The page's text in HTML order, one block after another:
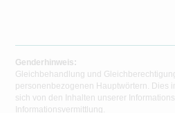
Genderhinweis:
Gleichbehandlung und
personenbezogenen Hauptwörtern. Dies
sich von den Inhalten unserer
Informationsvermittlung.